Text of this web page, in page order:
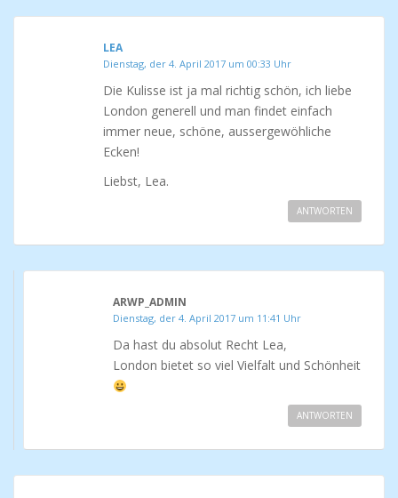
LEA
Dienstag, der 4. April 2017 um 00:33 Uhr
Die Kulisse ist ja mal richtig schön, ich liebe
London generell und man findet einfach
immer neue, schöne, aussergewöhliche
Ecken!
Liebst, Lea.
ANTWORTEN
ARWP_ADMIN
Dienstag, der 4. April 2017 um 11:41 Uhr
Da hast du absolut Recht Lea,
London bietet so viel Vielfalt und Schönheit
ANTWORTEN